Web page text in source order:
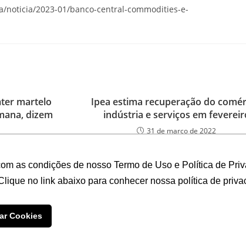
as condições de nosso Termo de Uso e Política de
no link abaixo para conhecer nossa política de
Cookies
noticia/2023-01/banco-central-commodities-e-
martelo
dizem
Ipea estima recuperação do
indústria e serviços em
31 de março de 2022